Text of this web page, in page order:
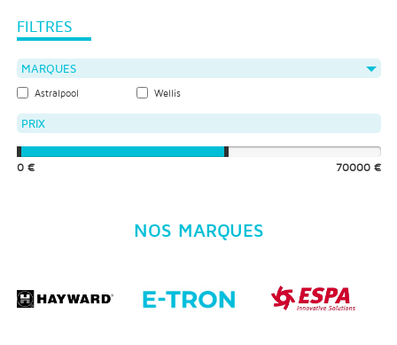
FILTRES
MARQUES
Astralpool Wellis
PRIX
0 € 70000 €
NOS MARQUES